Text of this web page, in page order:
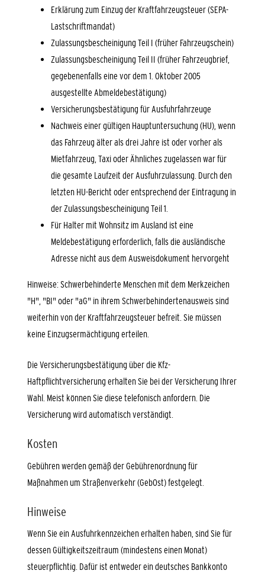
Erklärung zum Einzug der Kraftfahrzeugsteuer (SEPA-
Lastschriftmandat)
Zulassungsbescheinigung Teil I (früher Fahrzeugschein)
Zulassungsbescheinigung Teil II (früher Fahrzeugbrief,
gegebenenfalls eine vor dem 1. Oktober 2005
ausgestellte Abmeldebestätigung)
Versicherungsbestätigung für Ausfuhrfahrzeuge
Nachweis einer gültigen Hauptuntersuchung (HU), wenn
das Fahrzeug älter als drei Jahre ist oder vorher als
Mietfahrzeug, Taxi oder Ähnliches zugelassen war für
die gesamte Laufzeit der Ausfuhrzulassung. Durch den
letzten HU-Bericht oder entsprechend der Eintragung in
der Zulassungsbescheinigung Teil 1.
Für Halter mit Wohnsitz im Ausland ist eine
Meldebestätigung erforderlich, falls die ausländische
Adresse nicht aus dem Ausweisdokument hervorgeht
Hinweise: Schwerbehinderte Menschen mit dem Merkzeichen
"H", "BI" oder "aG" in ihrem Schwerbehindertenausweis sind
weiterhin von der Kraftfahrzeugsteuer befreit. Sie müssen
keine Einzugsermächtigung erteilen.
Die Versicherungsbestätigung über die Kfz-
Haftpflichtversicherung erhalten Sie bei der Versicherung Ihrer
Wahl. Meist können Sie diese telefonisch anfordern. Die
Versicherung wird automatisch verständigt.
Kosten
Gebühren werden gemäß der Gebührenordnung für
Maßnahmen um Straßenverkehr (GebOst) festgelegt.
Hinweise
Wenn Sie ein Ausfuhrkennzeichen erhalten haben, sind Sie für
dessen Gültigkeitszeitraum (mindestens einen Monat)
steuerpflichtig. Dafür ist entwederein deutsches Bankkonto